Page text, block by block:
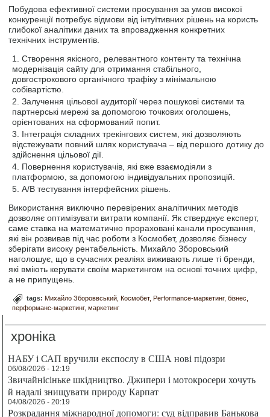
Побудова ефективної системи просування за умов високої
конкуренції потребує відмови від інтуїтивних рішень на користь
глибокої аналітики даних та впровадження конкретних
технічних інструментів.
Створення якісного, релевантного контенту та технічна
модернізація сайту для отримання стабільного,
довгострокового органічного трафіку з мінімальною
собівартістю.
Залучення цільової аудиторії через пошукові системи та
партнерські мережі за допомогою точкових оголошень,
орієнтованих на сформований попит.
Інтеграція складних трекінгових систем, які дозволяють
відстежувати повний шлях користувача – від першого дотику до
здійснення цільової дії.
Повернення користувачів, які вже взаємодіяли з
платформою, за допомогою індивідуальних пропозицій.
A/B тестування інтерфейсних рішень.
Використання виключно перевірених аналітичних методів
дозволяє оптимізувати витрати компанії. Як стверджує експерт,
саме ставка на математично прораховані канали просування,
які він розвивав під час роботи з Космобет, дозволяє бізнесу
зберігати високу рентабельність. Михайло Зборовський
наголошує, що в сучасних реаліях виживають лише ті бренди,
які вміють керувати своїм маркетингом на основі точних цифр,
а не припущень.
tags:Михайло Збороввський Космобет Performance-маркетинг бізнес
перформанс-маркетинг маркетинг
хроніка
НАБУ і САП вручили експослу в США нові підозри
06/08/2026 - 12:19
Звичайнісіньке шкідництво. Джипери і мотокросери хочуть
й надалі знищувати природу Карпат
04/08/2026 - 20:19
Розкрадання міжнародної допомоги: суд відправив Банькова